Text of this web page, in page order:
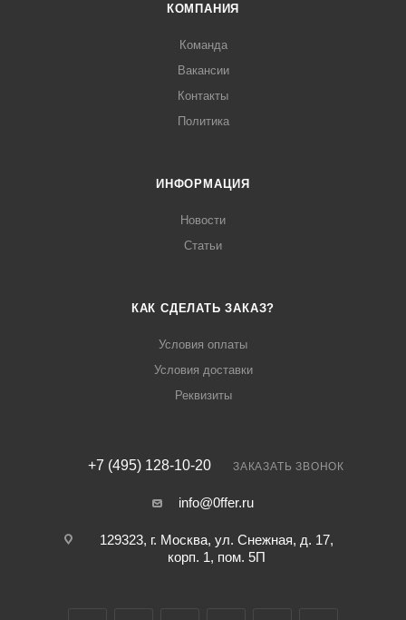
КОМПАНИЯ
Команда
Вакансии
Контакты
Политика
ИНФОРМАЦИЯ
Новости
Статьи
КАК СДЕЛАТЬ ЗАКАЗ?
Условия оплаты
Условия доставки
Реквизиты
+7 (495) 128-10-20 ЗАКАЗАТЬ ЗВОНОК
info@0ffer.ru
129323, г. Москва, ул. Снежная, д. 17,
корп. 1, пом. 5П